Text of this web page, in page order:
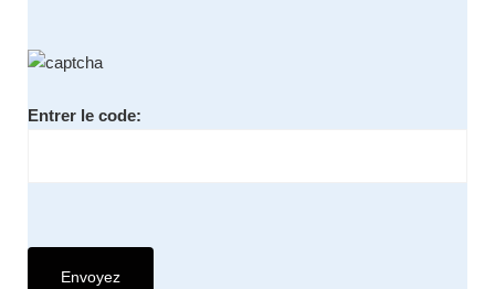
Entrer le code: